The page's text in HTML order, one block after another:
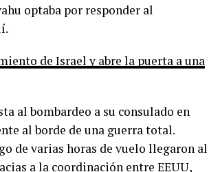
optaba por responder al
de Israel y abre la puerta a una
al bombardeo a su consulado en
al borde de una guerra total.
de varias horas de vuelo llegaron al
a la coordinación entre EEUU,